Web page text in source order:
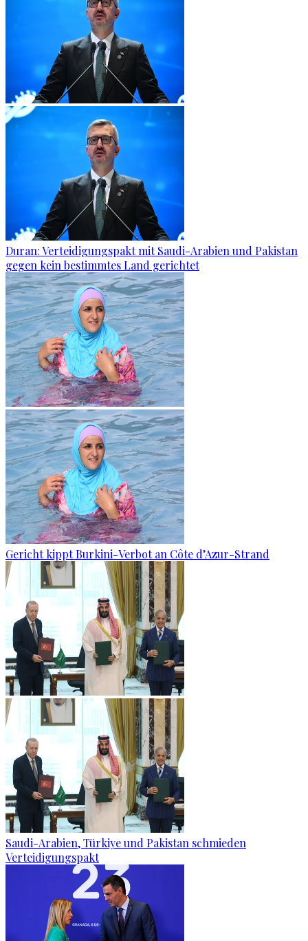
Duran: Verteidigungspakt mit Saudi-Arabien und Pakistan
gegen kein bestimmtes Land gerichtet
Gericht kippt Burkini-Verbot an Côte d’Azur-Strand
Saudi-Arabien, Türkiye und Pakistan schmieden
Verteidigungspakt